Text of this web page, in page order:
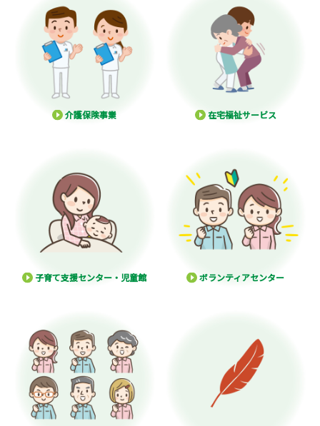
介護保険事業 在宅福祉サービス
子育て支援センター・児童館 ボランティアセンター